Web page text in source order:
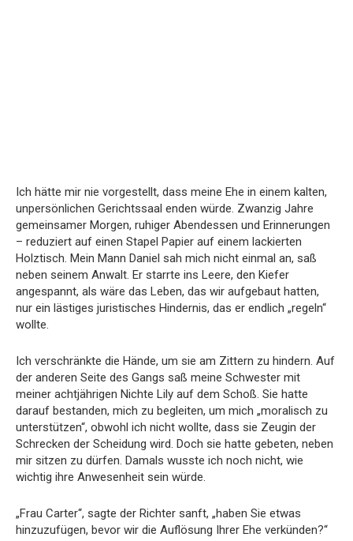
Ich hätte mir nie vorgestellt, dass meine Ehe in einem kalten,
unpersönlichen Gerichtssaal enden würde. Zwanzig Jahre
gemeinsamer Morgen, ruhiger Abendessen und Erinnerungen
– reduziert auf einen Stapel Papier auf einem lackierten
Holztisch. Mein Mann Daniel sah mich nicht einmal an, saß
neben seinem Anwalt. Er starrte ins Leere, den Kiefer
angespannt, als wäre das Leben, das wir aufgebaut hatten,
nur ein lästiges juristisches Hindernis, das er endlich „regeln“
wollte.
Ich verschränkte die Hände, um sie am Zittern zu hindern. Auf
der anderen Seite des Gangs saß meine Schwester mit
meiner achtjährigen Nichte Lily auf dem Schoß. Sie hatte
darauf bestanden, mich zu begleiten, um mich „moralisch zu
unterstützen“, obwohl ich nicht wollte, dass sie Zeugin der
Schrecken der Scheidung wird. Doch sie hatte gebeten, neben
mir sitzen zu dürfen. Damals wusste ich noch nicht, wie
wichtig ihre Anwesenheit sein würde.
„Frau Carter“, sagte der Richter sanft, „haben Sie etwas
hinzuzufügen, bevor wir die Auflösung Ihrer Ehe verkünden?“